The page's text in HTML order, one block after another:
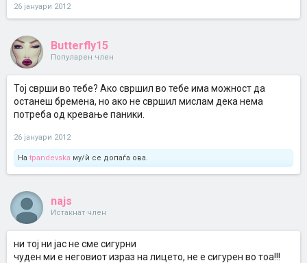
26 јануари 2012
Butterfly15
Популарен член
Тој сврши во тебе? Ако свршил во тебе има можност да
останеш бремена, но ако не свршил мислам дека нема
потреба од кревање паники.
26 јануари 2012
На tpandevska му/ѝ се допаѓа ова.
najs
Истакнат член
ни тој ни јас не сме сигурни
чуден ми е неговиот израз на лицето, не е сигурен во тоа!!!